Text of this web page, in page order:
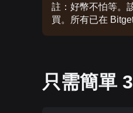
註：好幣不怕等。
買。所有已在
只需簡單